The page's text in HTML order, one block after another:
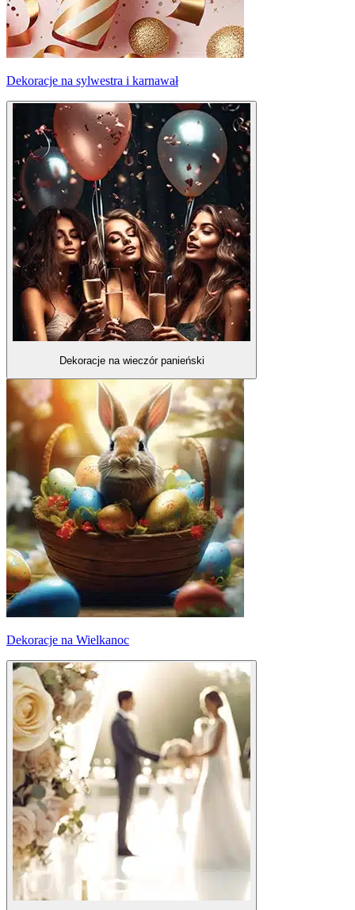
Dekoracje na sylwestra i karnawał
Dekoracje na wieczór panieński
Dekoracje na Wielkanoc